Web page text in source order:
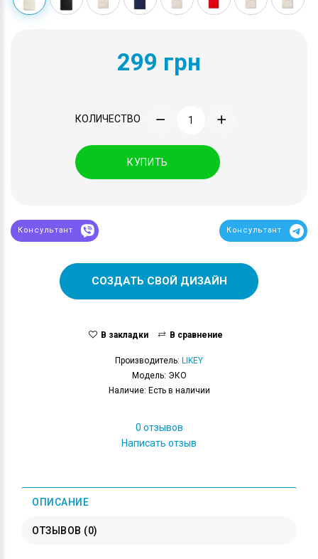
299 грн
КОЛИЧЕСТВО
КУПИТЬ
Консультант Консультант
СОЗДАТЬ СВОЙ ДИЗАЙН
В закладки В сравнение
Производитель: LIKEY
Модель: ЭКО
Наличие: Есть в наличии
0 отзывов
Написать отзыв
ОПИСАНИЕ
ОТЗЫВОВ (0)